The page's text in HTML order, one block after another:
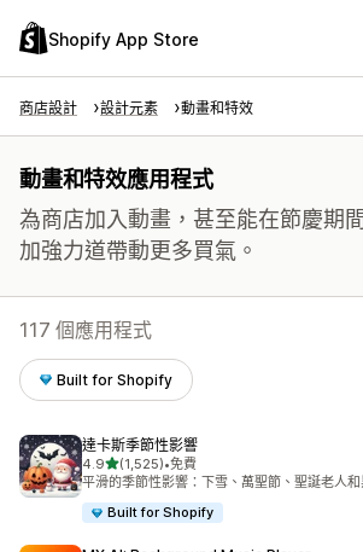
Shopify App Store
商店設計 設計元素 動畫和特效
動畫和特效應用程式
為商店加入動畫，甚至能在節慶期
加強力道帶動更多買氣。
117 個應用程式
Built for Shopify
達卡斯季節性影響
4.9滿分 5 顆星
(1,525)
共有 1525 則評價
•免費
平滑的季節性影響：下雪、萬聖節、聖誕老人
Built for Shopify